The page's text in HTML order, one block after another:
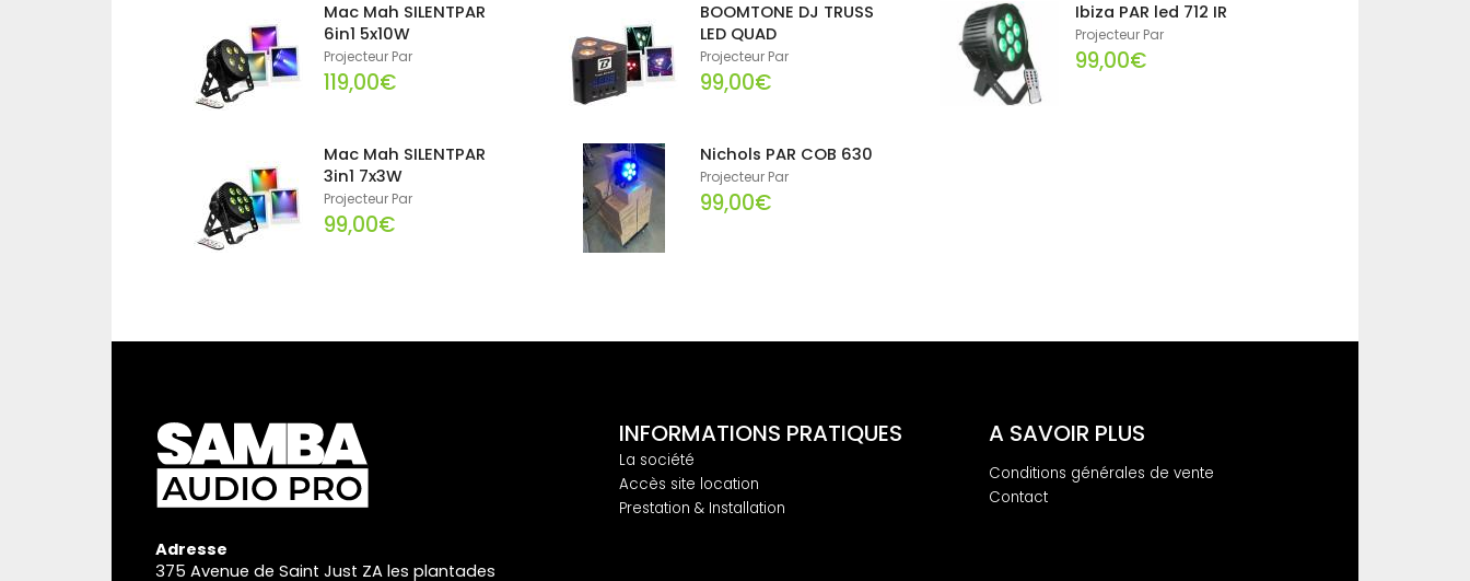
Mac Mah SILENTPAR
6in1 5x10W
Projecteur Par
119,00€
BOOMTONE DJ TRUSS
LED QUAD
Projecteur Par
99,00€
Ibiza PAR led 712 IR
Projecteur Par
99,00€
Mac Mah SILENTPAR
3in1 7x3W
Projecteur Par
99,00€
Nichols PAR COB 630
Projecteur Par
99,00€
Adresse
375 Avenue de Saint Just ZA les plantades
INFORMATIONS PRATIQUES
La société
Accès site location
Prestation & Installation
A SAVOIR PLUS
Conditions générales de vente
Contact